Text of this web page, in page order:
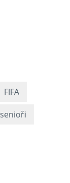
FIFA
senioři